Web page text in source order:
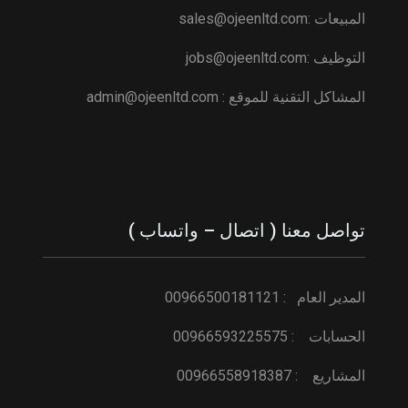
المبيعات :sales@ojeenltd.com
التوظيف : jobs@ojeenltd.com
المشاكل التقنية للموقع : admin@ojeenltd.com
تواصل معنا ( اتصال – واتساب )
المدير العام : 00966500181121
الحسابات : 00966593225575
المشاريع : 00966558918387